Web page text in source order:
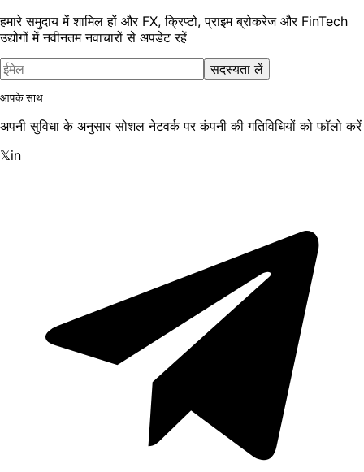
हमारे समुदाय में शामिल हों और FX, क्रिप्टो, प्राइम ब्रोकरेज और FinTech
उद्योगों में नवीनतम नवाचारों से अपडेट रहें
सदस्यता लें
आपके साथ
अपनी सुविधा के अनुसार सोशल नेटवर्क पर कंपनी की गतिविधियों को फॉलो करें
𝕏in